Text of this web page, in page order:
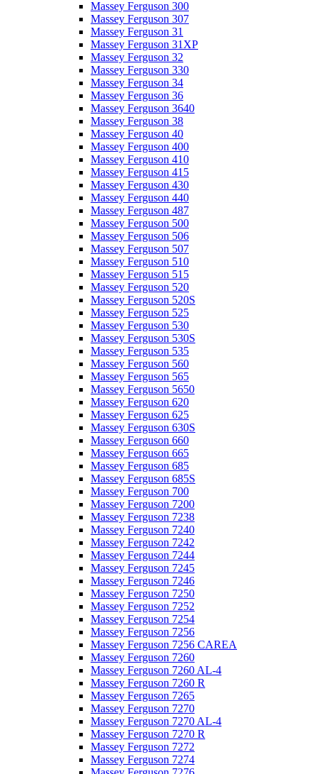
Massey Ferguson 300
Massey Ferguson 307
Massey Ferguson 31
Massey Ferguson 31XP
Massey Ferguson 32
Massey Ferguson 330
Massey Ferguson 34
Massey Ferguson 36
Massey Ferguson 3640
Massey Ferguson 38
Massey Ferguson 40
Massey Ferguson 400
Massey Ferguson 410
Massey Ferguson 415
Massey Ferguson 430
Massey Ferguson 440
Massey Ferguson 487
Massey Ferguson 500
Massey Ferguson 506
Massey Ferguson 507
Massey Ferguson 510
Massey Ferguson 515
Massey Ferguson 520
Massey Ferguson 520S
Massey Ferguson 525
Massey Ferguson 530
Massey Ferguson 530S
Massey Ferguson 535
Massey Ferguson 560
Massey Ferguson 565
Massey Ferguson 5650
Massey Ferguson 620
Massey Ferguson 625
Massey Ferguson 630S
Massey Ferguson 660
Massey Ferguson 665
Massey Ferguson 685
Massey Ferguson 685S
Massey Ferguson 700
Massey Ferguson 7200
Massey Ferguson 7238
Massey Ferguson 7240
Massey Ferguson 7242
Massey Ferguson 7244
Massey Ferguson 7245
Massey Ferguson 7246
Massey Ferguson 7250
Massey Ferguson 7252
Massey Ferguson 7254
Massey Ferguson 7256
Massey Ferguson 7256 CAREA
Massey Ferguson 7260
Massey Ferguson 7260 AL-4
Massey Ferguson 7260 R
Massey Ferguson 7265
Massey Ferguson 7270
Massey Ferguson 7270 AL-4
Massey Ferguson 7270 R
Massey Ferguson 7272
Massey Ferguson 7274